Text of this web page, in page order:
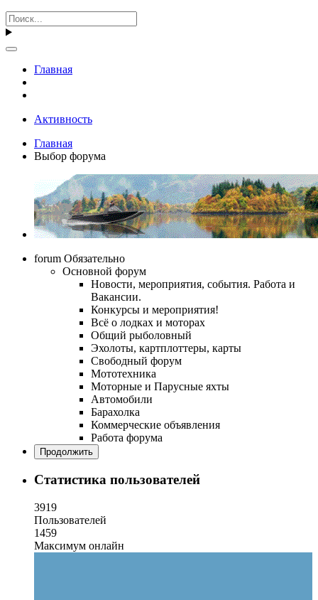
Главная
Активность
Главная
Выбор форума
forum Обязательно
Основной форум
Новости, мероприятия, события. Работа и
Вакансии.
Конкурсы и мероприятия!
Всё о лодках и моторах
Общий рыболовный
Эхолоты, картплоттеры, карты
Свободный форум
Мототехника
Моторные и Парусные яхты
Автомобили
Барахолка
Коммерческие объявления
Работа форума
Продолжить
Статистика пользователей
3919
Пользователей
1459
Максимум онлайн